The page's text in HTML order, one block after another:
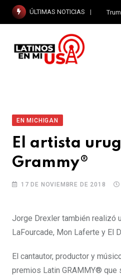
ÚLTIMAS NOTICIAS
EN MICHIGAN
El artista
Grammy®
17 DE NOVIEMBRE DE 2018
Jorge Drexler también realizó
LaFourcade, Mon Laferte y El
El cantautor, productor y
premios Latin GRAMMY® que